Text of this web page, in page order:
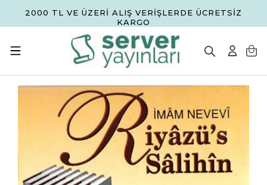
2000 TL VE ÜZERİ ALIŞ VERİŞLERDE ÜCRETSİZ
KARGO